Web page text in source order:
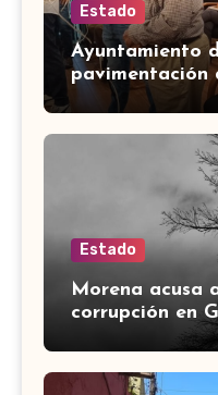
Estado
Ayuntamiento
pavimentación
Marines
Estado
Morena acusa
corrupción en
desfalco de